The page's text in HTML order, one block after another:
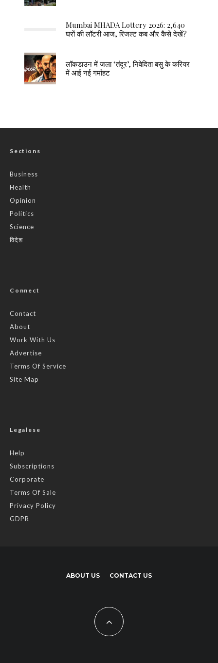
Mumbai MHADA Lottery 2026: 2,640
घरों की लॉटरी आज, रिजल्ट कब और कैसे देखें?
लॉकडाउन में जला ‘तंदूर’, निवेदिता बसु के करियर
में आई नई गर्माहट
Sections
Business
Health
Opinion
Politics
Science
विदेश
Connect
Contact
About
Work With Us
Advertise
Terms Of Service
Site Map
Legalese
Help
Subscriptions
Corporate
Terms Of Sale
Privacy Policy
GDPR
ABOUT US CONTACT US